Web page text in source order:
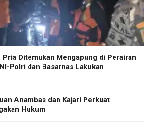
Pria Ditemukan Mengapung di Perairan
Polri dan Basarnas Lakukan
Anambas dan Kajari Perkuat
Hukum